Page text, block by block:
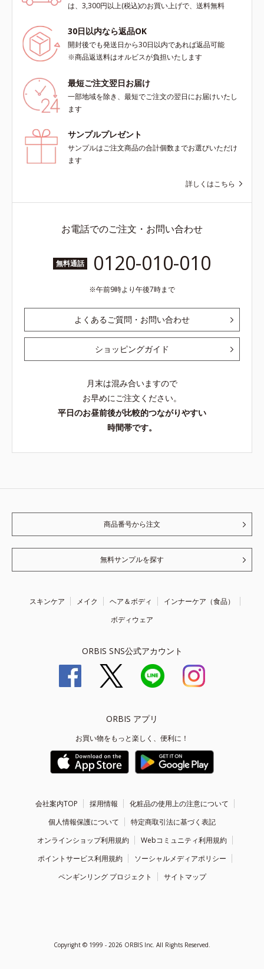
は、3,300円以上(税込)のお買い上げで、送料無料
30日以内なら返品OK
開封後でも発送日から30日以内であれば返品可能
※商品返送料はオルビスが負担いたします
最短ご注文翌日お届け
一部地域を除き、最短でご注文の翌日にお届けいたし
ます
サンプルプレゼント
サンプルはご注文商品の合計個数までお選びいただけ
ます
詳しくはこちら
お電話でのご注文・お問い合わせ
無料通話 0120-010-010
午前9時より午後7時まで
よくあるご質問・お問い合わせ
ショッピングガイド
月末は混み合いますので
お早めにご注文ください。
平日のお昼前後が比較的つながりやすい
時間帯です。
商品番号から注文
無料サンプルを探す
スキンケア メイク ヘア＆ボディ
インナーケア（食品）
ボディウェア
ORBIS SNS公式アカウント
ORBIS アプリ
お買い物をもっと楽しく、便利に！
会社案内TOP 採用情報
化粧品の使用上の注意について
個人情報保護について
特定商取引法に基づく表記
オンラインショップ利用規約
Webコミュニティ利用規約
ポイントサービス利用規約
ソーシャルメディアポリシー
ペンギンリング プロジェクト
サイトマップ
Copyright © 1999 - 2026 ORBIS Inc. All Rights Reserved.